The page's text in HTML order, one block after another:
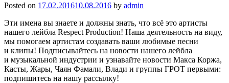
Posted on 17.02.201610.08.2016 by admin
Эти имена вы знаете и должны знать, что всё это артисты
нашего лейбла Respect Production! Наша деятельность на виду,
мы помогаем артистам создавать ваши любимые песни
и клипы! Подписывайтесь на новости нашего лейбла
и музыкальной индустрии и узнавайте новости Макса Коржа,
Касты, Жары, Чаян Фамали, Влади и группы ГРОТ первыми:
подпишитесь на нашу рассылку!